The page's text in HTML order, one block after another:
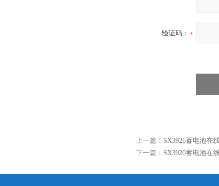
验证码：
上一篇： SX3926蓄电池在
下一篇： SX3920蓄电池在